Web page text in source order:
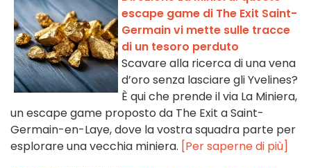
escape game di The Exit Saint-
Germain vi mette sulle tracce
di un tesoro perduto
Scavare alla ricerca di una vena
d’oro senza lasciare gli Yvelines?
È qui che prende il via La Miniera,
un escape game proposto da The Exit a Saint-
Germain-en-Laye, dove la vostra squadra parte per
esplorare una vecchia miniera. [Per saperne di più]